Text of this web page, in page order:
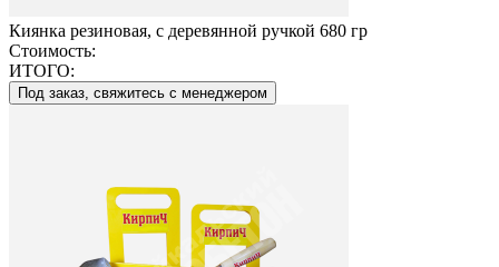
Киянка резиновая, с деревянной ручкой 680 гр
Стоимость:
ИТОГО:
Под заказ, свяжитесь с менеджером